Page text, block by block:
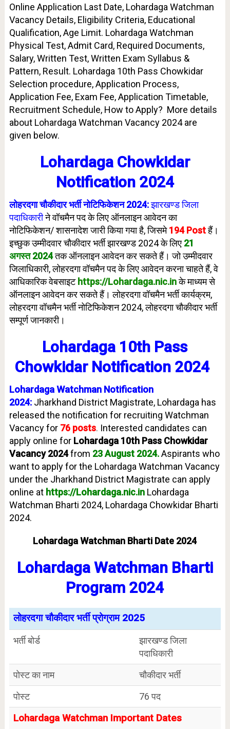
Online Application Last Date, Lohardaga Watchman
Vacancy Details, Eligibility Criteria, Educational
Qualification, Age Limit. Lohardaga Watchman
Physical Test, Admit Card, Required Documents,
Salary, Written Test, Written Exam Syllabus &
Pattern, Result. Lohardaga 10th Pass Chowkidar
Selection procedure, Application Process,
Application Fee, Exam Fee, Application Timetable,
Recruitment Schedule, How to Apply? More details
about Lohardaga Watchman Vacancy 2024 are
given below.
Lohardaga Chowkidar
Notification 2024
लोहरदगा चौकीदार भर्ती नोटिफिकेशन 2024:झारखण्ड जिला
पदाधिकारीने वॉचमैन पद के लिए ऑनलाइन आवेदन का
नोटिफिकेशन/ शासनादेश जारी किया गया है, जिसमे194 Postहैं।
इच्छुक उम्मीदवार चौकीदार भर्ती झारखण्ड 2024 के लिए21
अगस्त2024तक ऑनलाइन आवेदन कर सकते हैं। जो उम्मीदवार
जिलाधिकारी, लोहरदगा वॉचमैन पद के लिए आवेदन करना चाहते हैं, वे
आधिकारिक वेबसाइट https://Lohardaga.nic.inके माध्यम से
ऑनलाइन आवेदन कर सकते हैं। लोहरदगा वॉचमैन भर्ती कार्यक्रम,
लोहरदगा वॉचमैन भर्ती नोटिफिकेशन 2024, लोहरदगा चौकीदार भर्ती
सम्पूर्ण जानकारी।
Lohardaga 10th Pass
Chowkidar Notification 2024
Lohardaga Watchman Notification
2024: Jharkhand District Magistrate, Lohardaga has
released the notification for recruiting Watchman
Vacancy for 76posts. Interested candidates can
apply online for Lohardaga 10th Pass Chowkidar
Vacancy 2024from 23 August 2024.Aspirants who
want to apply for the Lohardaga Watchman Vacancy
under the Jharkhand District Magistrate can apply
online at https://Lohardaga.nic.in Lohardaga
Watchman Bharti 2024, Lohardaga Chowkidar Bharti
2024.
Lohardaga Watchman Bharti Date 2024
Lohardaga Watchman Bharti
Program 2024
लोहरदगा चौकीदार भर्ती प्रोग्राम 2025
भर्ती बोर्ड
झारखण्ड जिला
पदाधिकारी
पोस्ट का नाम
चौकीदार भर्ती
पोस्ट
76 पद
Lohardaga Watchman Important Dates